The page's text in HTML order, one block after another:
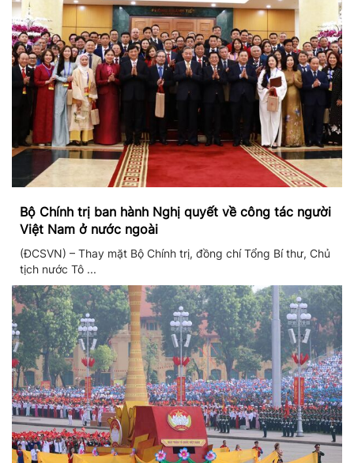
Bộ Chính trị ban hành Nghị quyết về công tác người
Việt Nam ở nước ngoài
(ĐCSVN) – Thay mặt Bộ Chính trị, đồng chí Tổng Bí thư, Chủ
tịch nước Tô ...